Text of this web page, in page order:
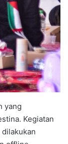
yang
Kegiatan